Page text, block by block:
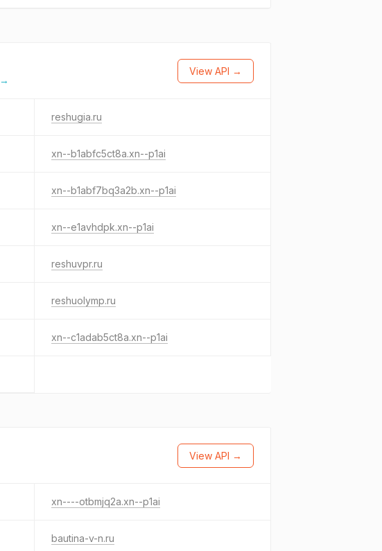
View API →
reshugia.ru
xn--b1abfc5ct8a.xn--p1ai
xn--b1abf7bq3a2b.xn--p1ai
xn--e1avhdpk.xn--p1ai
reshuvpr.ru
reshuolymp.ru
xn--c1adab5ct8a.xn--p1ai
View API →
xn----otbmjq2a.xn--p1ai
bautina-v-n.ru